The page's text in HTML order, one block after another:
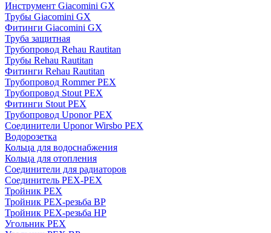
Инструмент Giacomini GX
Трубы Giacomini GX
Фитинги Giacomini GX
Труба защитная
Трубопровод Rehau Rautitan
Трубы Rehau Rautitan
Фитинги Rehau Rautitan
Трубопровод Rommer PEX
Трубопровод Stout PEX
Фитинги Stout PEX
Трубопровод Uponor PEX
Соединители Uponor Wirsbo PEX
Водорозетка
Кольца для водоснабжения
Кольца для отопления
Соединители для радиаторов
Соединитель PEX-PEX
Тройник PEX
Тройник PEX-резьба ВР
Тройник PEX-резьба НР
Угольник PEX